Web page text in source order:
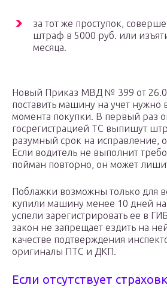
за тот же проступок,
штраф в 5000 руб. или
месяца.
Новый Приказ МВД № 399 от
поставить машину на учет нужно
момента покупки. В первый раз
госрегистрацией ТС выпишут
разумный срок на исправление,
Если водитель не выполнит
пойман повторно, он может
Поблажки возможны только для
купили машину менее 10 дней
успели зарегистрировать ее в
закон не запрещает ездить на
качестве подтверждения
оригиналы ПТС и ДКП.
Если отсутствует